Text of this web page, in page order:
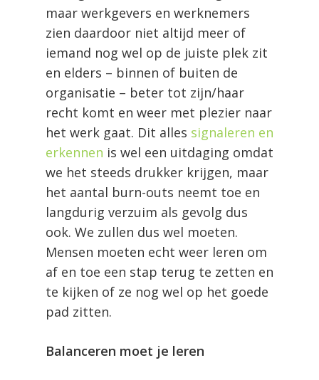
maar werkgevers en werknemers
zien daardoor niet altijd meer of
iemand nog wel op de juiste plek zit
en elders – binnen of buiten de
organisatie – beter tot zijn/haar
recht komt en weer met plezier naar
het werk gaat. Dit alles signaleren en
erkennen is wel een uitdaging omdat
we het steeds drukker krijgen, maar
het aantal burn-outs neemt toe en
langdurig verzuim als gevolg dus
ook. We zullen dus wel moeten.
Mensen moeten echt weer leren om
af en toe een stap terug te zetten en
te kijken of ze nog wel op het goede
pad zitten.
Balanceren moet je leren